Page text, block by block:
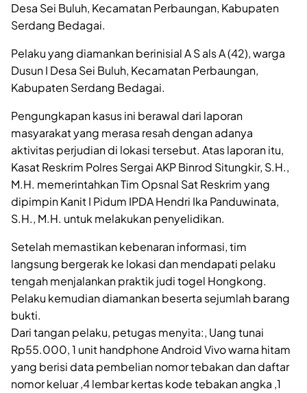
Desa Sei Buluh, Kecamatan Perbaungan, Kabupaten
Serdang Bedagai.
Pelaku yang diamankan berinisial A S als A (42), warga
Dusun I Desa Sei Buluh, Kecamatan Perbaungan,
Kabupaten Serdang Bedagai.
Pengungkapan kasus ini berawal dari laporan
masyarakat yang merasa resah dengan adanya
aktivitas perjudian di lokasi tersebut. Atas laporan itu,
Kasat Reskrim Polres Sergai AKP Binrod Situngkir, S.H.,
M.H. memerintahkan Tim Opsnal Sat Reskrim yang
dipimpin Kanit I Pidum IPDA Hendri Ika Panduwinata,
S.H., M.H. untuk melakukan penyelidikan.
Setelah memastikan kebenaran informasi, tim
langsung bergerak ke lokasi dan mendapati pelaku
tengah menjalankan praktik judi togel Hongkong.
Pelaku kemudian diamankan beserta sejumlah barang
bukti.
Dari tangan pelaku, petugas menyita:, Uang tunai
Rp55.000, 1 unit handphone Android Vivo warna hitam
yang berisi data pembelian nomor tebakan dan daftar
nomor keluar ,4 lembar kertas kode tebakan angka ,1